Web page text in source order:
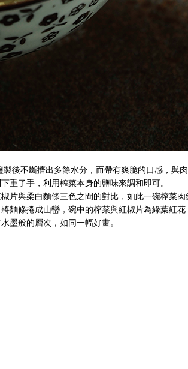
製後不斷擠出多餘水分，而帶有爽脆的口感，與
重了手，利用榨菜本身的鹽味來調和即可。
片與柔白麵條三色之間的對比，如此一碗榨菜肉
麵條捲成山巒，碗中的榨菜與紅椒片為綠葉紅花
墨般的層次，如同一幅好畫。